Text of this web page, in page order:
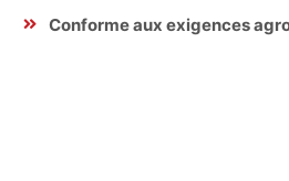
Conforme aux exigences